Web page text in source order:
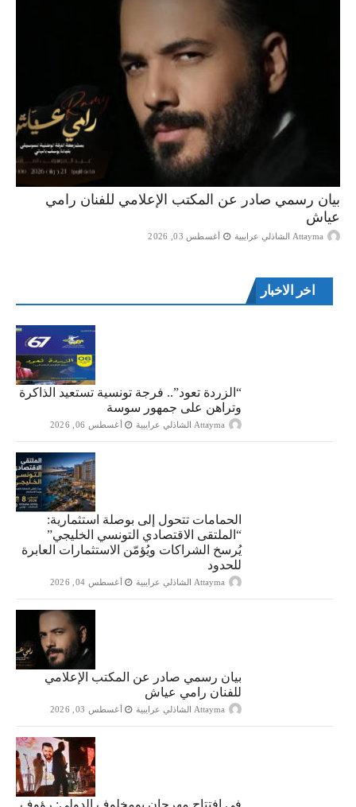
بيان رسمي صادر عن المكتب الإعلامي للفنان رامي
عياش
Attayma الشاذلي عرايبية أغسطس 03, 2026
اخر الاخبار
“الزردة تعود”.. فرجة تونسية تستعيد الذاكرة
وتراهن على جمهور سوسة
Attayma الشاذلي عرايبية أغسطس 06, 2026
الحمامات تتحول إلى بوصلة استثمارية:
“الملتقى الاقتصادي التونسي الخليجي”
يُرسخ الشراكات ويُؤمّن الاستثمارات العابرة
للحدود
Attayma الشاذلي عرايبية أغسطس 04, 2026
بيان رسمي صادر عن المكتب الإعلامي
للفنان رامي عياش
Attayma الشاذلي عرايبية أغسطس 03, 2026
في افتتاح مهرجان بومخلوف الدولي: رؤوف